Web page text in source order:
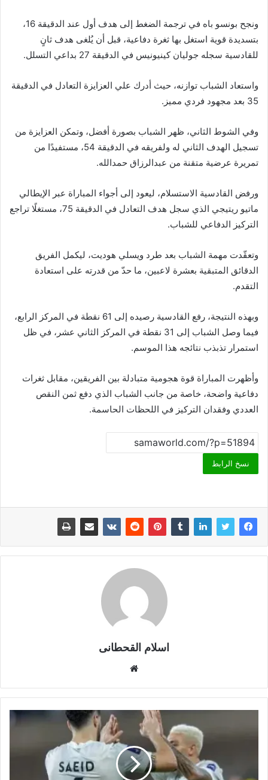
ونجح بونسو باه في ترجمة الضغط إلى هدف أول عند الدقيقة 16،
بتسديدة قوية استغل بها ثغرة دفاعية، قبل أن يُلغى هدف ثانٍ
للقادسية سجله جوليان كينيونيس في الدقيقة 27 بداعي التسلل.
واستعاد الشباب توازنه، حيث أدرك علي العزايزة التعادل في الدقيقة
35 بعد مجهود فردي مميز.
وفي الشوط الثاني، ظهر الشباب بصورة أفضل، وتمكن العزايزة من
تسجيل الهدف الثاني له ولفريقه في الدقيقة 54، مستفيدًا من
تمريرة عرضية متقنة من عبدالرزاق حمدالله.
ورفض القادسية الاستسلام، ليعود إلى أجواء المباراة عبر الإيطالي
ماتيو ريتيجي الذي سجل هدف التعادل في الدقيقة 75، مستغلًا تراجع
التركيز الدفاعي للشباب.
وتعقّدت مهمة الشباب بعد طرد ويسلي هوديت، ليكمل الفريق
الدقائق المتبقية بعشرة لاعبين، ما حدّ من قدرته على استعادة
التقدم.
وبهذه النتيجة، رفع القادسية رصيده إلى 61 نقطة في المركز الرابع،
فيما وصل الشباب إلى 31 نقطة في المركز الثاني عشر، في ظل
استمرار تذبذب نتائجه هذا الموسم.
وأظهرت المباراة قوة هجومية متبادلة بين الفريقين، مقابل ثغرات
دفاعية واضحة، خاصة من جانب الشباب الذي دفع ثمن النقص
العددي وفقدان التركيز في اللحظات الحاسمة.
نسخ الرابط
اسلام القحطانى
ق
ع
و
ي